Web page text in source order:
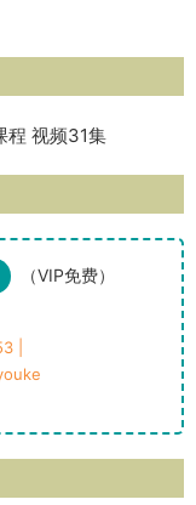
程 视频31集
（VIP免费）
|